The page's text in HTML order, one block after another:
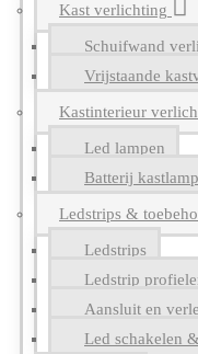
Kast verlichting
Schuifwand
Vrijstaande
Kastinterieur
Led lampen
Batterij kastlamp
Ledstrips &
Ledstrips
Ledstrip
Aansluit en
Led schakelen